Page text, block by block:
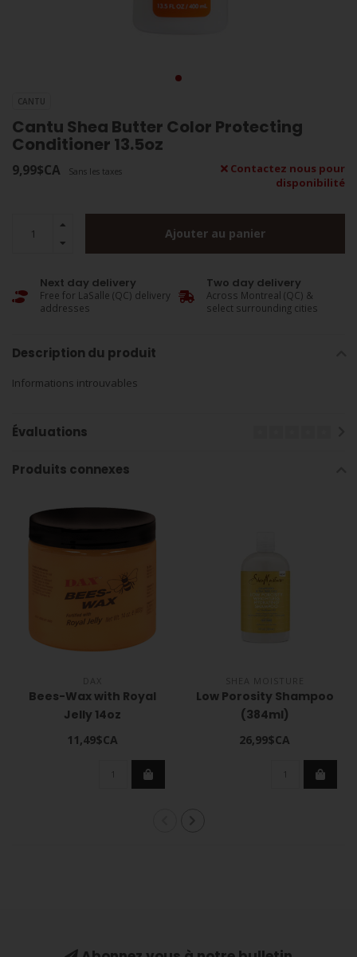
CANTU
Cantu Shea Butter Color Protecting
Conditioner 13.5oz
9,99$CA Sans les taxes
Contactez nous pour
disponibilité
Ajouter au panier
Next day delivery
Free for LaSalle (QC) delivery
addresses
Two day delivery
Across Montreal (QC) &
select surrounding cities
Description du produit
Informations introuvables
Évaluations
Produits connexes
Bees-Wax with Royal
Jelly 14oz
11,49$CA
SHEA MOISTURE
Low Porosity Shampoo
(384ml)
26,99$CA